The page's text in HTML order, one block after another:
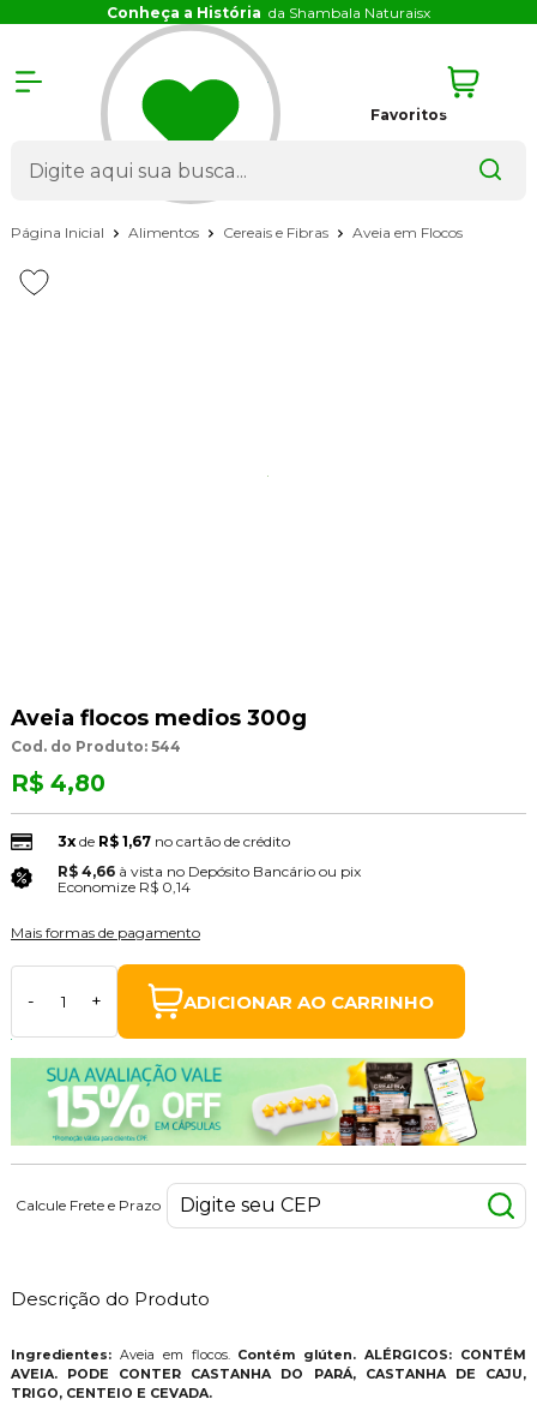
Conheça a História da Shambala Naturaisx
Favoritos
Página Inicial Alimentos Cereais e Fibras Aveia em Flocos
Aveia flocos medios 300g
Cod. do Produto: 544
R$ 4,80
3xde R$ 1,67 no cartão de crédito
R$ 4,66 à vista no Depósito Bancário ou pix
Economize R$ 0,14
Mais formas de pagamento
- + ADICIONAR AO CARRINHO
Calcule Frete e Prazo
Descrição do Produto
Ingredientes:Aveia em flocos. Contém glúten. ALÉRGICOS: CONTÉM
AVEIA. PODE CONTER CASTANHA DO PARÁ, CASTANHA DE CAJU,
TRIGO, CENTEIO E CEVADA.